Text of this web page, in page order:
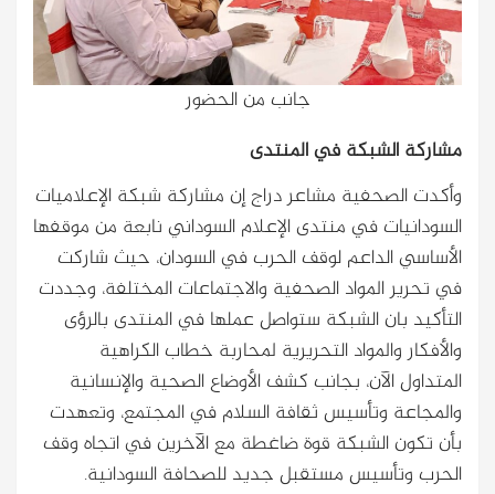
جانب من الحضور
مشاركة الشبكة في المنتدى
وأكدت الصحفية مشاعر دراج إن مشاركة شبكة الإعلاميات
السودانيات في منتدى الإعلام السوداني نابعة من موقفها
الأساسي الداعم لوقف الحرب في السودان، حيث شاركت
في تحرير المواد الصحفية والاجتماعات المختلفة، وجددت
التأكيد بان الشبكة ستواصل عملها في المنتدى بالرؤى
والأفكار والمواد التحريرية لمحاربة خطاب الكراهية
المتداول الآن، بجانب كشف الأوضاع الصحية والإنسانية
والمجاعة وتأسيس ثقافة السلام في المجتمع، وتعهدت
بأن تكون الشبكة قوة ضاغطة مع الآخرين في اتجاه وقف
الحرب وتأسيس مستقبل جديد للصحافة السودانية.